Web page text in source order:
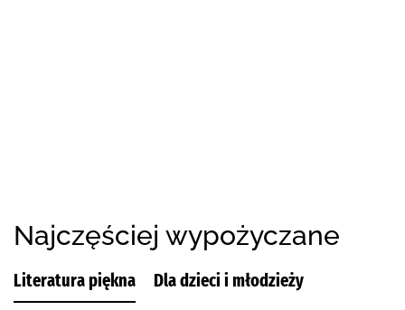
Najczęściej wypożyczane
Literatura piękna
Dla dzieci i młodzieży